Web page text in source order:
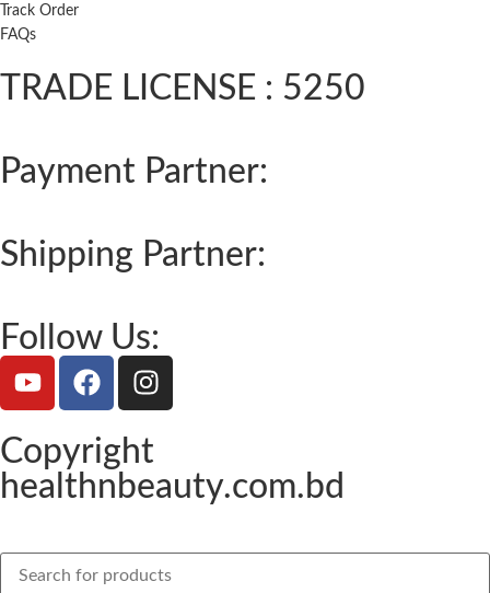
Track Order
FAQs
TRADE LICENSE : 5250
Payment Partner:
Shipping Partner:
Follow Us:
Copyright
healthnbeauty.com.bd